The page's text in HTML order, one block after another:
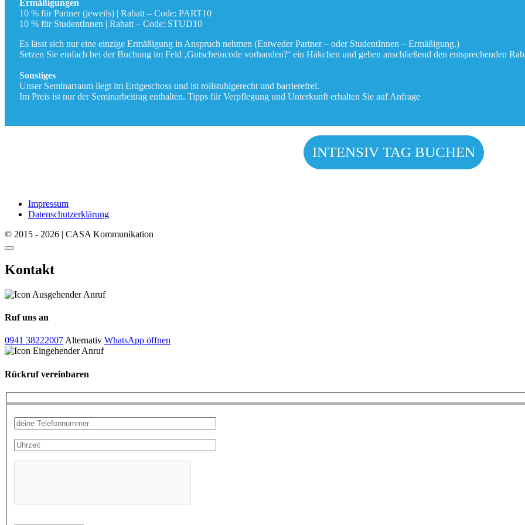
Ermäßigungen
10 % für Partner (jeweils) | Rabatt – Code: PART10
10 % für StudentInnen | Rabatt – Code: STUD10
Es lässt sich nur eine einzige Ermäßigung in Anspruch nehmen (Entweder Partner – oder StudentInnen – Ermäßigung.)
Setzen Sie einfach bei der Buchung im Feld ‚Gutscheincode vorhanden?‘ ein Häkchen und geben anschließend den entsprechenden
Sonstiges
Unser Seminarraum liegt im Erdgeschoss und ist rollstuhlgerecht und barrierefrei.
Im Preis ist nur der Seminarbeitrag enthalten. Tipps für Verpflegung und Unterkunft erhalten Sie auf Anfrage
INTENSIV TAG BUCHEN
Impressum
Datenschutzerklärung
© 2015 - 2026 | CASA Kommunikation
Kontakt
Ruf uns an
0941 38222007Alternativ WhatsApp öffnen
Rückruf vereinbaren